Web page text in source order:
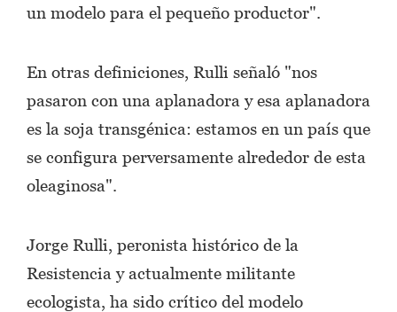
un modelo para el pequeño productor".
En otras definiciones, Rulli señaló "nos
pasaron con una aplanadora y esa aplanadora
es la soja transgénica: estamos en un país que
se configura perversamente alrededor de esta
oleaginosa".
Jorge Rulli, peronista histórico de la
Resistencia y actualmente militante
ecologista, ha sido crítico del modelo